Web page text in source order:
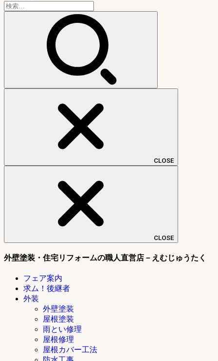
検
索:
CLOSE
CLOSE
外壁塗装・住宅リフォームの職人直営店－えむじゅうたく
フェア案内
求ム！後継者
外装
外壁塗装
屋根塗装
雨とい修理
屋根修理
屋根カバー工法